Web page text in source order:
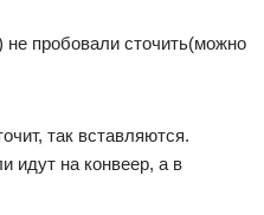
не пробовали сточить(можно
так вставляются.
идут на конвеер, а в